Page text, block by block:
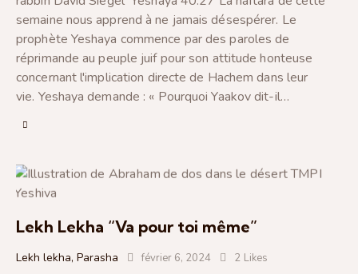
semaine nous apprend à ne jamais désespérer. Le
prophète Yeshaya commence par des paroles de
réprimande au peuple juif pour son attitude honteuse
concernant l'implication directe de Hachem dans leur
vie. Yeshaya demande : « Pourquoi Yaakov dit-il…
Lekh Lekha “Va pour toi même”
Lekh lekha, Parasha février 6, 2024 2 Likes